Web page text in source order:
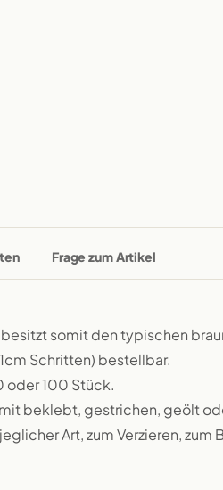
Frage zum Artikel
somit den typischen
Schritten) bestellbar.
oder 100 Stück.
beklebt, gestrichen, geölt
Art, zum Verzieren, zum